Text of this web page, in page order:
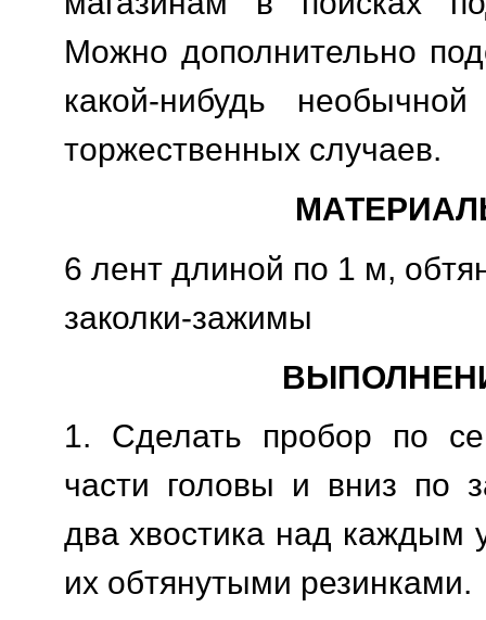
Можно дополнительно
какой-нибудь
торжественных случаев.
6 лент длиной по 1 м,
заколки-зажимы
1. Сделать пробор по
части головы и вниз по
два хвостика над каждым
их обтянутыми резинками.